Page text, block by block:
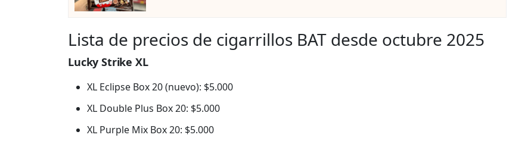
Lista de precios de cigarrillos BAT desde octubre 2025
Lucky Strike XL
XL Eclipse Box 20 (nuevo): $5.000
XL Double Plus Box 20: $5.000
XL Purple Mix Box 20: $5.000